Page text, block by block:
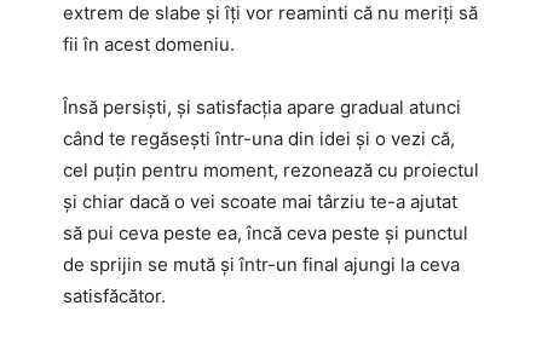
extrem de slabe și îți vor reaminti că nu meriți să
fii în acest domeniu.
Însă persiști, și satisfacția apare gradual atunci
când te regăsești într-una din idei și o vezi că,
cel puțin pentru moment, rezonează cu proiectul
și chiar dacă o vei scoate mai târziu te-a ajutat
să pui ceva peste ea, încă ceva peste și punctul
de sprijin se mută și într-un final ajungi la ceva
satisfăcător.